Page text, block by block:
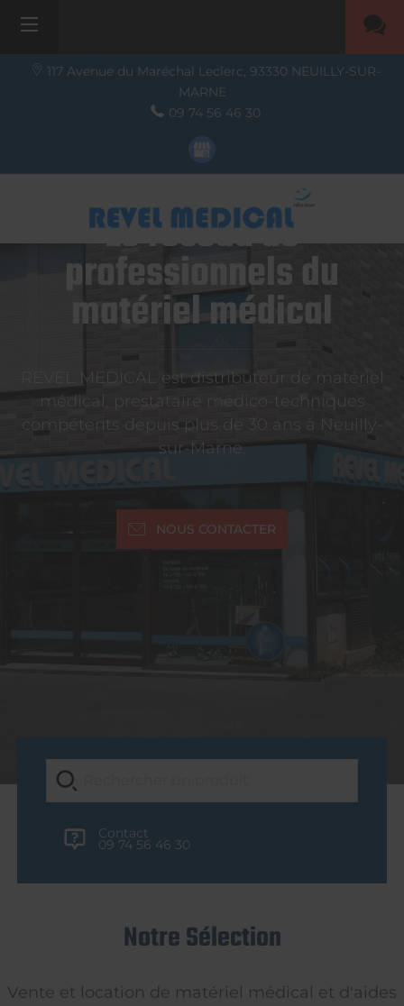
117 Avenue du Maréchal Leclerc, 93330 NEUILLY-SUR-
MARNE
09 74 56 46 30
Le réseau de
professionnels du
matériel médical
REVEL MEDICAL est distributeur de matériel
médical, prestataire médico-techniques
compétents depuis plus de 30 ans à Neuilly-
sur-Marne.
NOUS CONTACTER
Contact
09 74 56 46 30
Notre Sélection
Vente et location de matériel médical et d'aides